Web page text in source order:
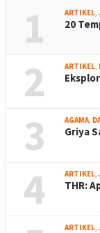
1 ARTIKEL
20
2 ARTIKEL
3 AGAMA
Griya
4 ARTIKEL
THR:
ARTIKEL